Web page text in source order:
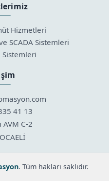
Hizmetleri
SCADA Sistemleri
Sistemleri
41 13
AVM C-2
. Tüm hakları saklıdır.